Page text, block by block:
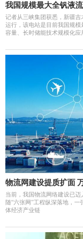
我国规模最大全钒液
记者从三峡集团获悉，新疆
运行，该电站是目前我国规
容量、长时储能技术规模化应
物流网建设提质扩面
当前，我国物流网络建设已
随“六张网”工程纵深落地，
体经济产业链